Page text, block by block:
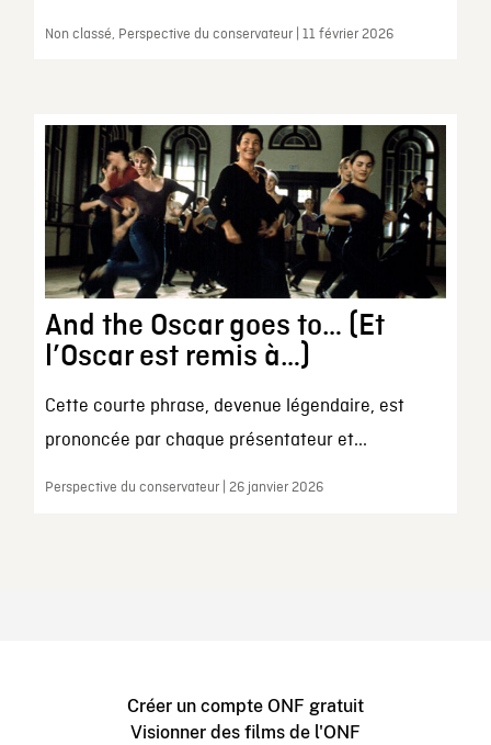
Non classé, Perspective du conservateur | 11 février 2026
And the Oscar goes to… (Et
l’Oscar est remis à…)
Cette courte phrase, devenue légendaire, est
prononcée par chaque présentateur et...
Perspective du conservateur | 26 janvier 2026
Créer un compte ONF gratuit
Visionner des films de l'ONF